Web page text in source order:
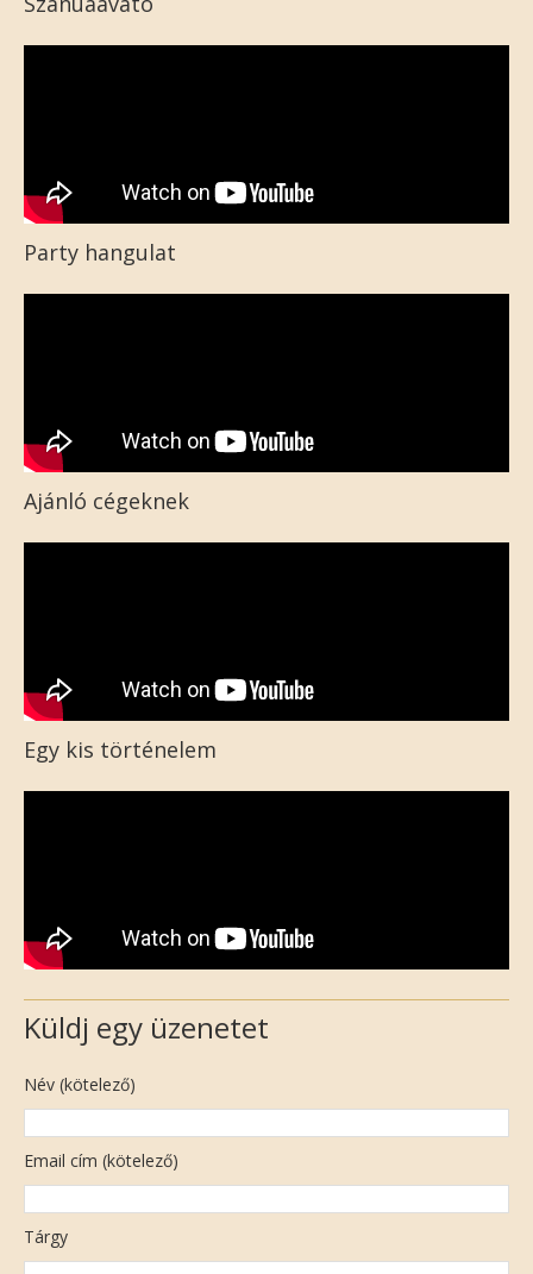
Party hangulat
Ajánló cégeknek
Egy kis történelem
Küldj egy üzenetet
Név (kötelező)
Email cím (kötelező)
Tárgy